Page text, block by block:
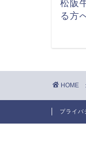
松阪
る方
HOME
プライバ